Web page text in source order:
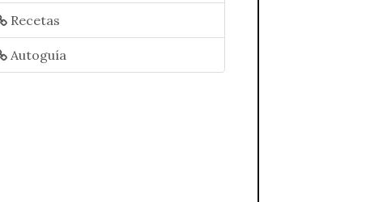
Recetas
Autoguía